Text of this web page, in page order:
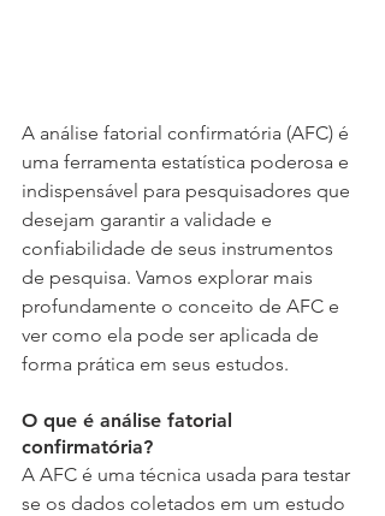
A análise fatorial confirmatória (AFC) é
uma ferramenta estatística poderosa e
indispensável para pesquisadores que
desejam garantir a validade e
confiabilidade de seus instrumentos
de pesquisa. Vamos explorar mais
profundamente o conceito de AFC e
ver como ela pode ser aplicada de
forma prática em seus estudos.
O que é análise fatorial
confirmatória?
A AFC é uma técnica usada para testar
se os dados coletados em um estudo